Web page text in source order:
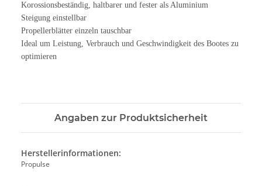
Korossionsbeständig, haltbarer und fester als Aluminium
Steigung einstellbar
Propellerblätter einzeln tauschbar
Ideal um Leistung, Verbrauch und Geschwindigkeit des Bootes zu
optimieren
Angaben zur Produktsicherheit
Herstellerinformationen:
Propulse